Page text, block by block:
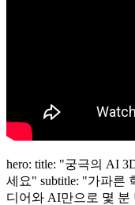
hero: title: "궁극의 AI
세요" subtitle: "가파른
디어와 AI만으로 몇 분